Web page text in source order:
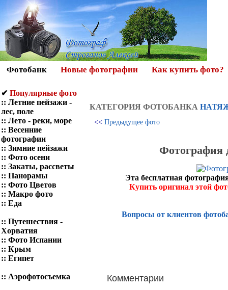
Фотобанк Новые фотографии Как купить фото?
✔ Популярные фото
:: Летние пейзажи -
лес, поле
:: Лето - реки, море
:: Весенние
фотографии
:: Зимние пейзажи
:: Фото осени
:: Закаты, рассветы
:: Панорамы
:: Фото Цветов
:: Макро фото
:: Еда
:: Путешествия -
Хорватия
:: Фото Испании
:: Крым
:: Египет
:: Аэрофотосъемка
КАТЕГОРИЯ ФОТOБАНКА
<< Предыдущее фото
Фотография
Эта бесплатная
Купить оригинал этой
Вопросы от клиентов
Комментарии